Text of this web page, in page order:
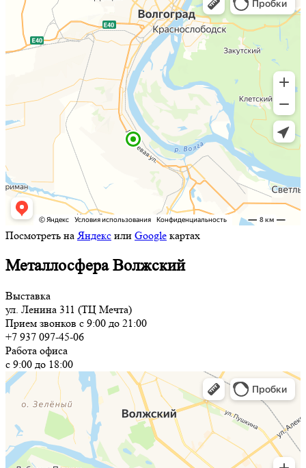
Посмотреть наЯндекс или Google картах
Металлосфера Волжский
Выставка
ул. Ленина 311 (ТЦ Мечта)
Прием звонков с 9:00 до 21:00
+7 937 097-45-06
Работа офиса
с 9:00 до 18:00